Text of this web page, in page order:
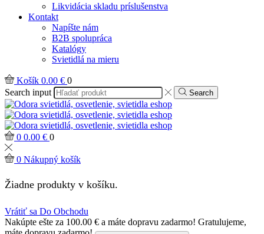
Likvidácia skladu príslušenstva
Kontakt
Napíšte nám
B2B spolupráca
Katalógy
Svietidlá na mieru
Košík 0.00 € 0
Search input
Search
0 0.00 € 0
0 Nákupný košík
Žiadne produkty v košíku.
Vrátiť sa Do Obchodu
Nakúpte ešte za 100.00 € a máte dopravu zadarmo! Gratulujeme,